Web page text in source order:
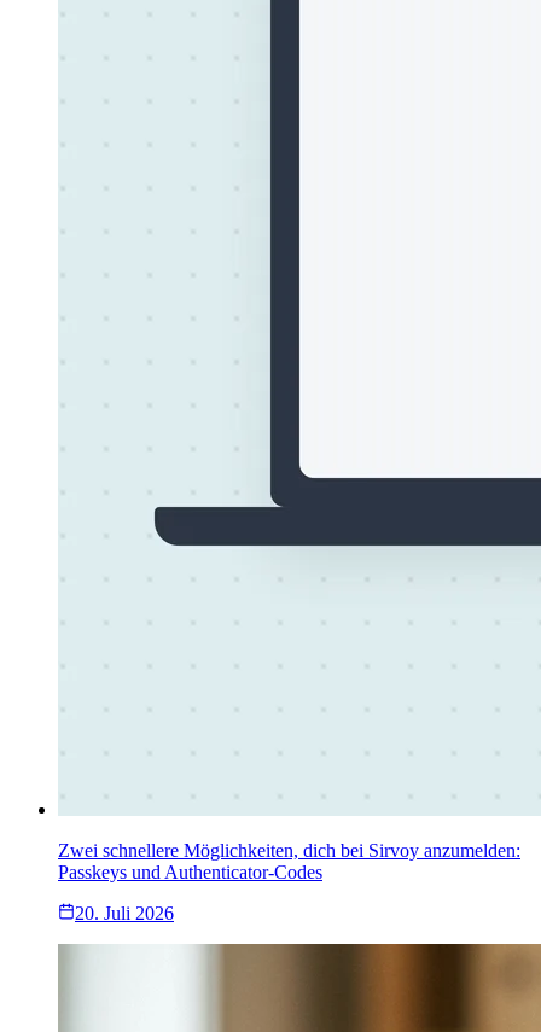
Zwei schnellere Möglichkeiten, dich bei Sirvoy anzumelden:
Passkeys und Authenticator-Codes
20. Juli 2026